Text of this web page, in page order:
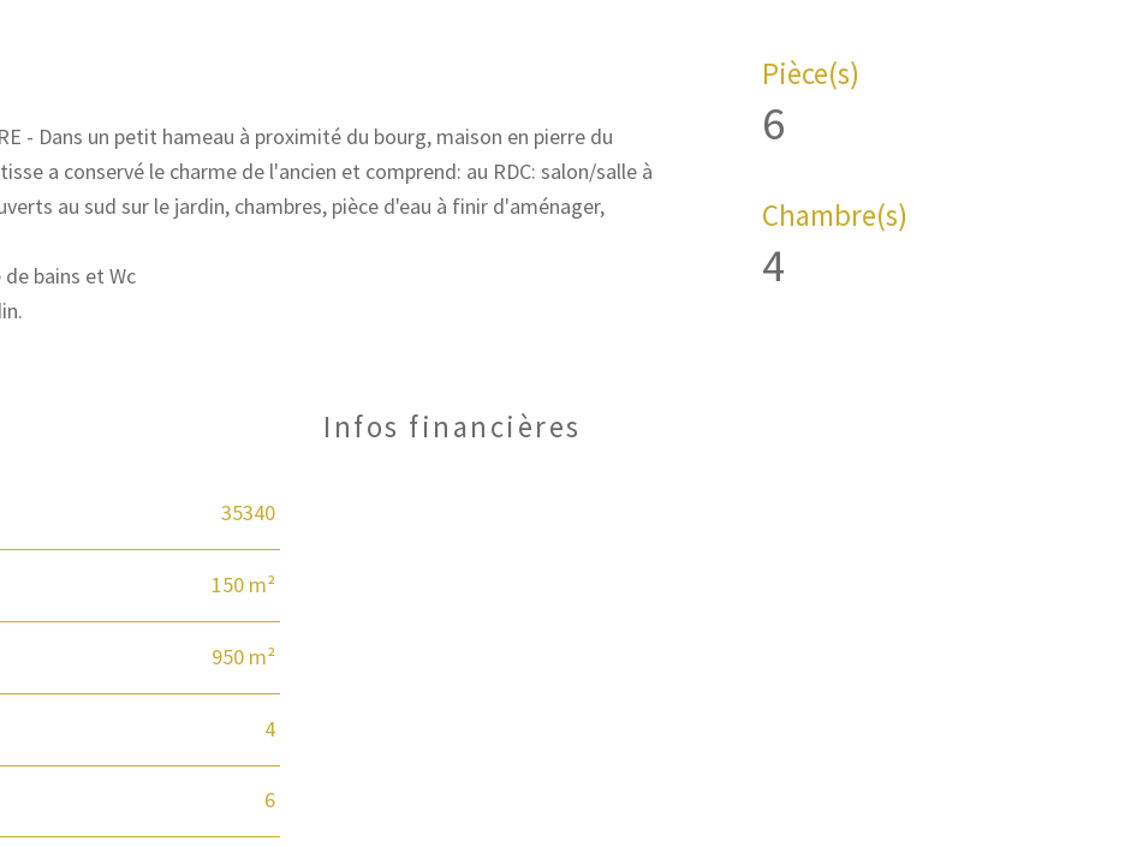
- Dans un petit hameau à proximité du bourg, maison en pierre du
a conservé le charme de l'ancien et comprend: au RDC: salon/salle à
au sud sur le jardin, chambres, pièce d'eau à finir d'aménager,
bains et Wc
Pièce(s)
6
Chambre(s)
4
35340
150 m²
950 m²
4
6
Infos financières